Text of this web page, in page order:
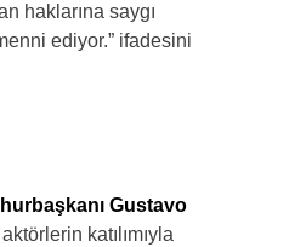
haklarına saygı
ediyor.” ifadesini
Gustavo
katılımıyla